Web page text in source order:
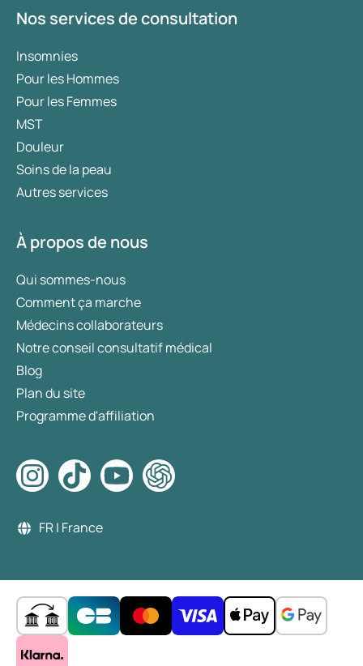
Nos services de consultation
Insomnies
Pour les Hommes
Pour les Femmes
MST
Douleur
Soins de la peau
Autres services
À propos de nous
Qui sommes-nous
Comment ça marche
Médecins collaborateurs
Notre conseil consultatif médical
Blog
Plan du site
Programme d'affiliation
FR | France